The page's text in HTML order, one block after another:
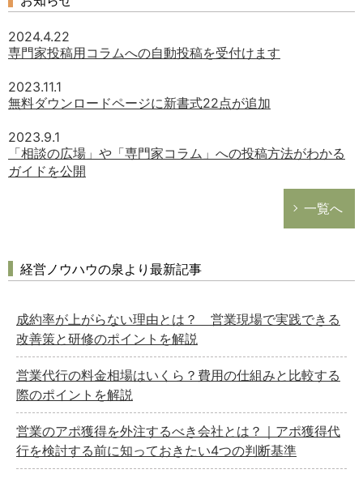
2024.4.22
専門家投稿用コラムへの自動投稿を受付けます
2023.11.1
無料ダウンロードページに新書式22点が追加
2023.9.1
「相談の広場」や「専門家コラム」への投稿方法がわかる
ガイドを公開
一覧へ
経営ノウハウの泉より最新記事
成約率が上がらない理由とは？ 営業現場で実践できる
改善策と研修のポイントを解説
営業代行の料金相場はいくら？費用の仕組みと比較する
際のポイントを解説
営業のアポ獲得を外注するべき会社とは？｜アポ獲得代
行を検討する前に知っておきたい4つの判断基準